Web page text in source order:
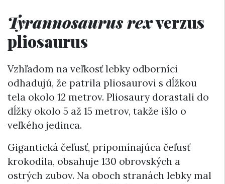
Tyrannosaurus rexverzus
pliosaurus
Vzhľadom na veľkosť lebky odborníci
odhadujú, že patrila pliosaurovi s dĺžkou
tela okolo 12 metrov. Pliosaury dorastali do
dĺžky okolo 5 až 15 metrov, takže išlo o
veľkého jedinca.
Gigantická čeľusť, pripomínajúca čeľusť
krokodíla, obsahuje 130 obrovských a
ostrých zubov. Na oboch stranách lebky mal